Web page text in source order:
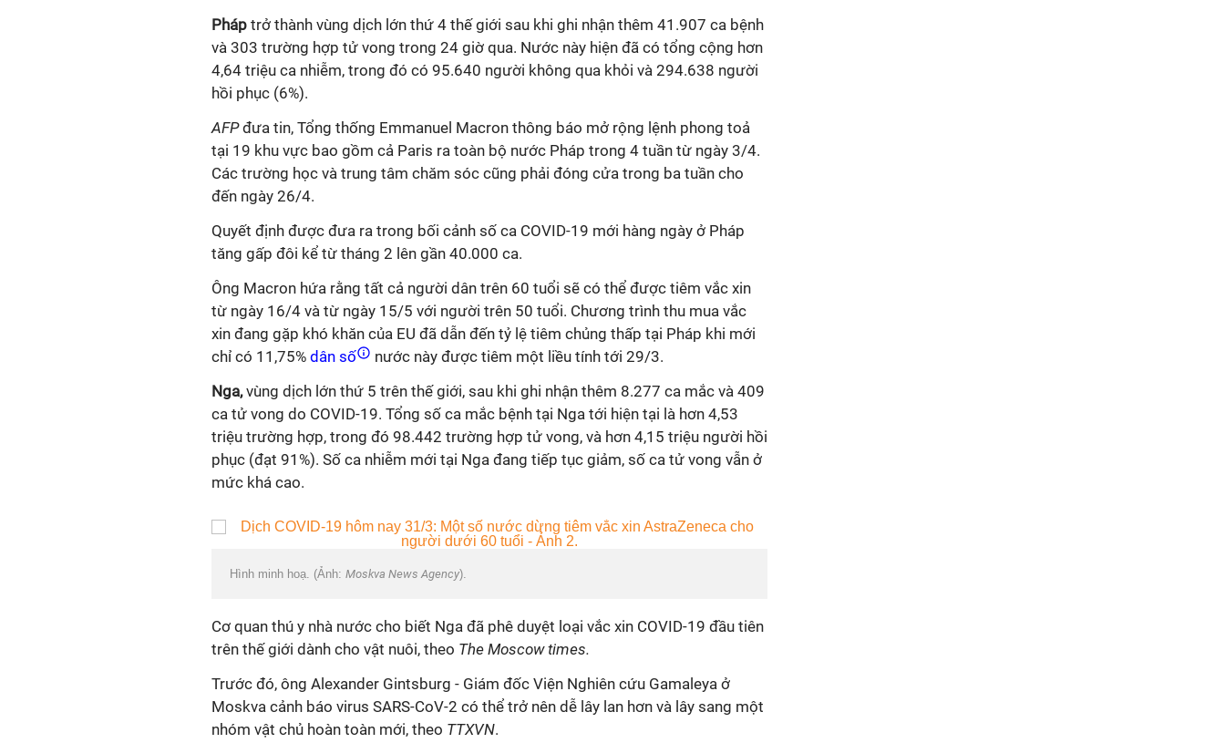
Pháp trở thành vùng dịch lớn thứ 4 thế giới sau khi ghi nhận thêm 41.907 ca bệnh
và 303 trường hợp tử vong trong 24 giờ qua. Nước này hiện đã có tổng cộng hơn
4,64 triệu ca nhiễm, trong đó có 95.640 người không qua khỏi và 294.638 người
hồi phục (6%).
AFPđưa tin, Tổng thống Emmanuel Macron thông báo mở rộng lệnh phong toả
tại 19 khu vực bao gồm cả Paris ra toàn bộ nước Pháp trong 4 tuần từ ngày 3/4.
Các trường học và trung tâm chăm sóc cũng phải đóng cửa trong ba tuần cho
đến ngày 26/4.
Quyết định được đưa ra trong bối cảnh số ca COVID-19 mới hàng ngày ở Pháp
tăng gấp đôi kể từ tháng 2 lên gần 40.000 ca.
Ông Macron hứa rằng tất cả người dân trên 60 tuổi sẽ có thể được tiêm vắc xin
từ ngày 16/4 và từ ngày 15/5 với người trên 50 tuổi. Chương trình thu mua vắc
xin đang gặp khó khăn của EU đã dẫn đến tỷ lệ tiêm chủng thấp tại Pháp khi mới
chỉ có 11,75% dân số
nước này được tiêm một liều tính tới 29/3.
Nga,vùng dịch lớn thứ 5 trên thế giới, sau khi ghi nhận thêm 8.277 ca mắc và 409
ca tử vong do COVID-19. Tổng số ca mắc bệnh tại Nga tới hiện tại là hơn 4,53
triệu trường hợp, trong đó 98.442 trường hợp tử vong, và hơn 4,15 triệu người hồi
phục (đạt 91%). Số ca nhiễm mới tại Nga đang tiếp tục giảm, số ca tử vong vẫn ở
mức khá cao.
Hình minh hoạ. (Ảnh: Moskva News Agency).
Cơ quan thú y nhà nước cho biết Nga đã phê duyệt loại vắc xin COVID-19 đầu tiên
trên thế giới dành cho vật nuôi, theo The Moscow times.
Trước đó, ông Alexander Gintsburg - Giám đốc Viện Nghiên cứu Gamaleya ở
Moskva cảnh báo virus SARS-CoV-2 có thể trở nên dễ lây lan hơn và lây sang một
nhóm vật chủ hoàn toàn mới, theo TTXVN.